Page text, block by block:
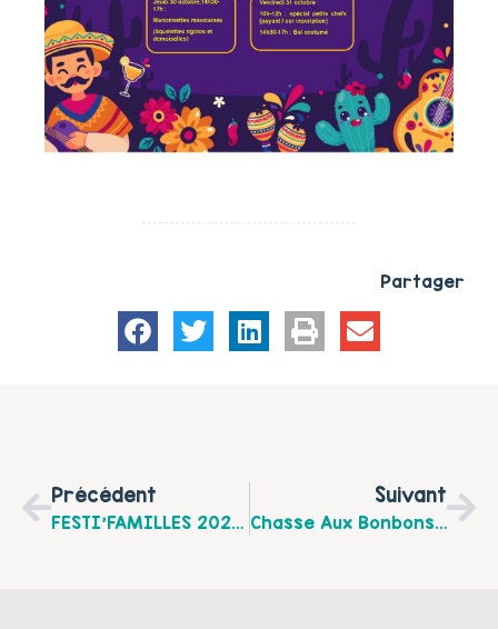
Partager
Précédent
FESTI’FAMILLES 2025, Retour Sur Le Forum Des Acteurs Du Soutien À La Parentalité !
Suivant
Chasse Aux Bonbons Déguisée Et Festive Au Parc Des Tintelleries À Boulogne Sur Mer Le Jeudi 30 Octobre De 14h À 17h.